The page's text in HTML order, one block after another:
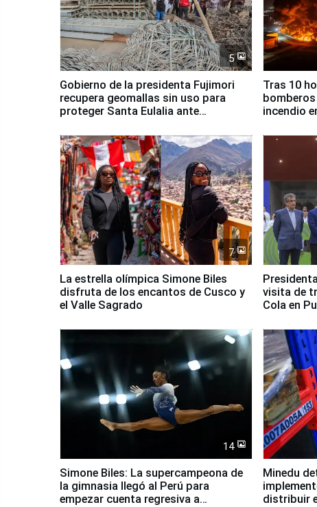
5
Gobierno de la presidenta Fujimori
recupera geomallas sin uso para
proteger Santa Eulalia ante
Tras 10
incendio
7
La estrella olímpica Simone Biles
disfruta de los encantos de Cusco y
el Valle Sagrado
visita de
Cola en
14
Simone Biles: La supercampeona de
la gimnasia llegó al Perú para
empezar cuenta regresiva a
Minedu
distribuir